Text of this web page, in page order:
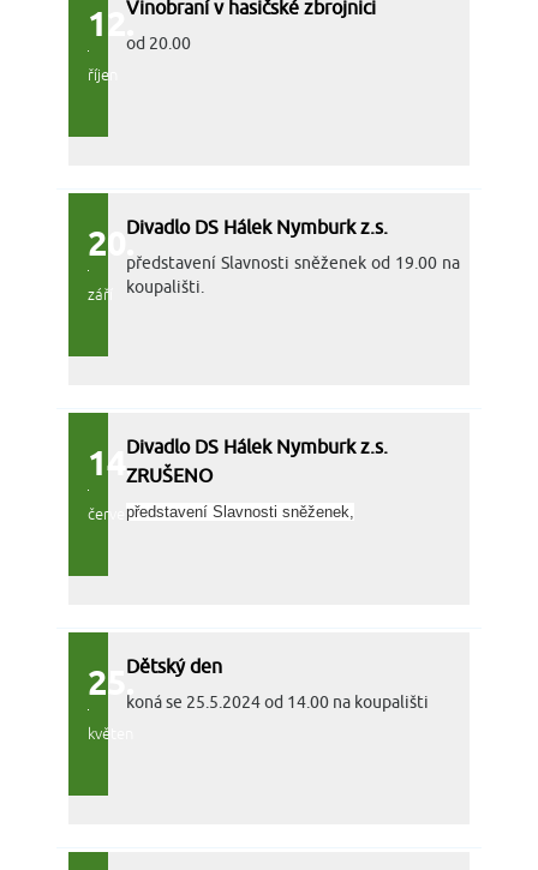
12.
říjen
Vinobraní v hasičské zbrojnici
od 20.00
20.
září
Divadlo DS Hálek Nymburk z.s.
představení Slavnosti sněženek od 19.00 na
koupališti.
14.
červen
Divadlo DS Hálek Nymburk z.s.
ZRUŠENO
představení Slavnosti sněženek,
25.
květen
Dětský den
koná se 25.5.2024 od 14.00 na koupališti